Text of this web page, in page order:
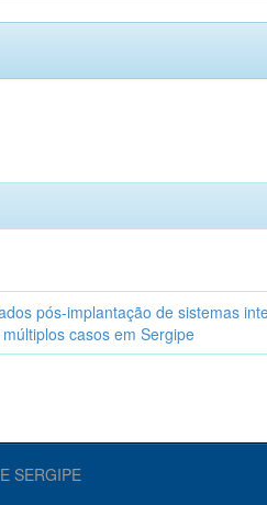
pós-implantação de sistemas
casos em Sergipe
SERGIPE